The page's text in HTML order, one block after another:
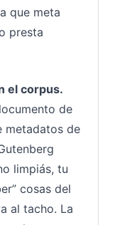
que meta
presta
el corpus.
de
metadatos de
limpiás, tu
cosas del
al tacho. La